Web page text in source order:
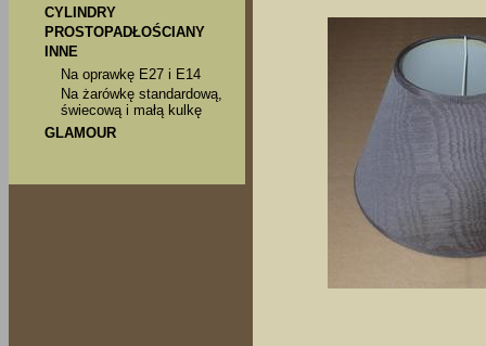
CYLINDRY
PROSTOPADŁOŚCIANY
INNE
Na oprawkę E27 i E14
Na żarówkę standardową,
świecową i małą kulkę
GLAMOUR